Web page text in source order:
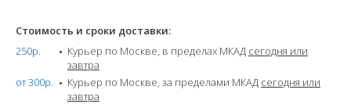
Стоимость и сроки доставки:
250р.
Курьер по Москве, в пределах МКАД сегодня или
завтра
от 300р.
Курьер по Москве, за пределами МКАД сегодня или
завтра